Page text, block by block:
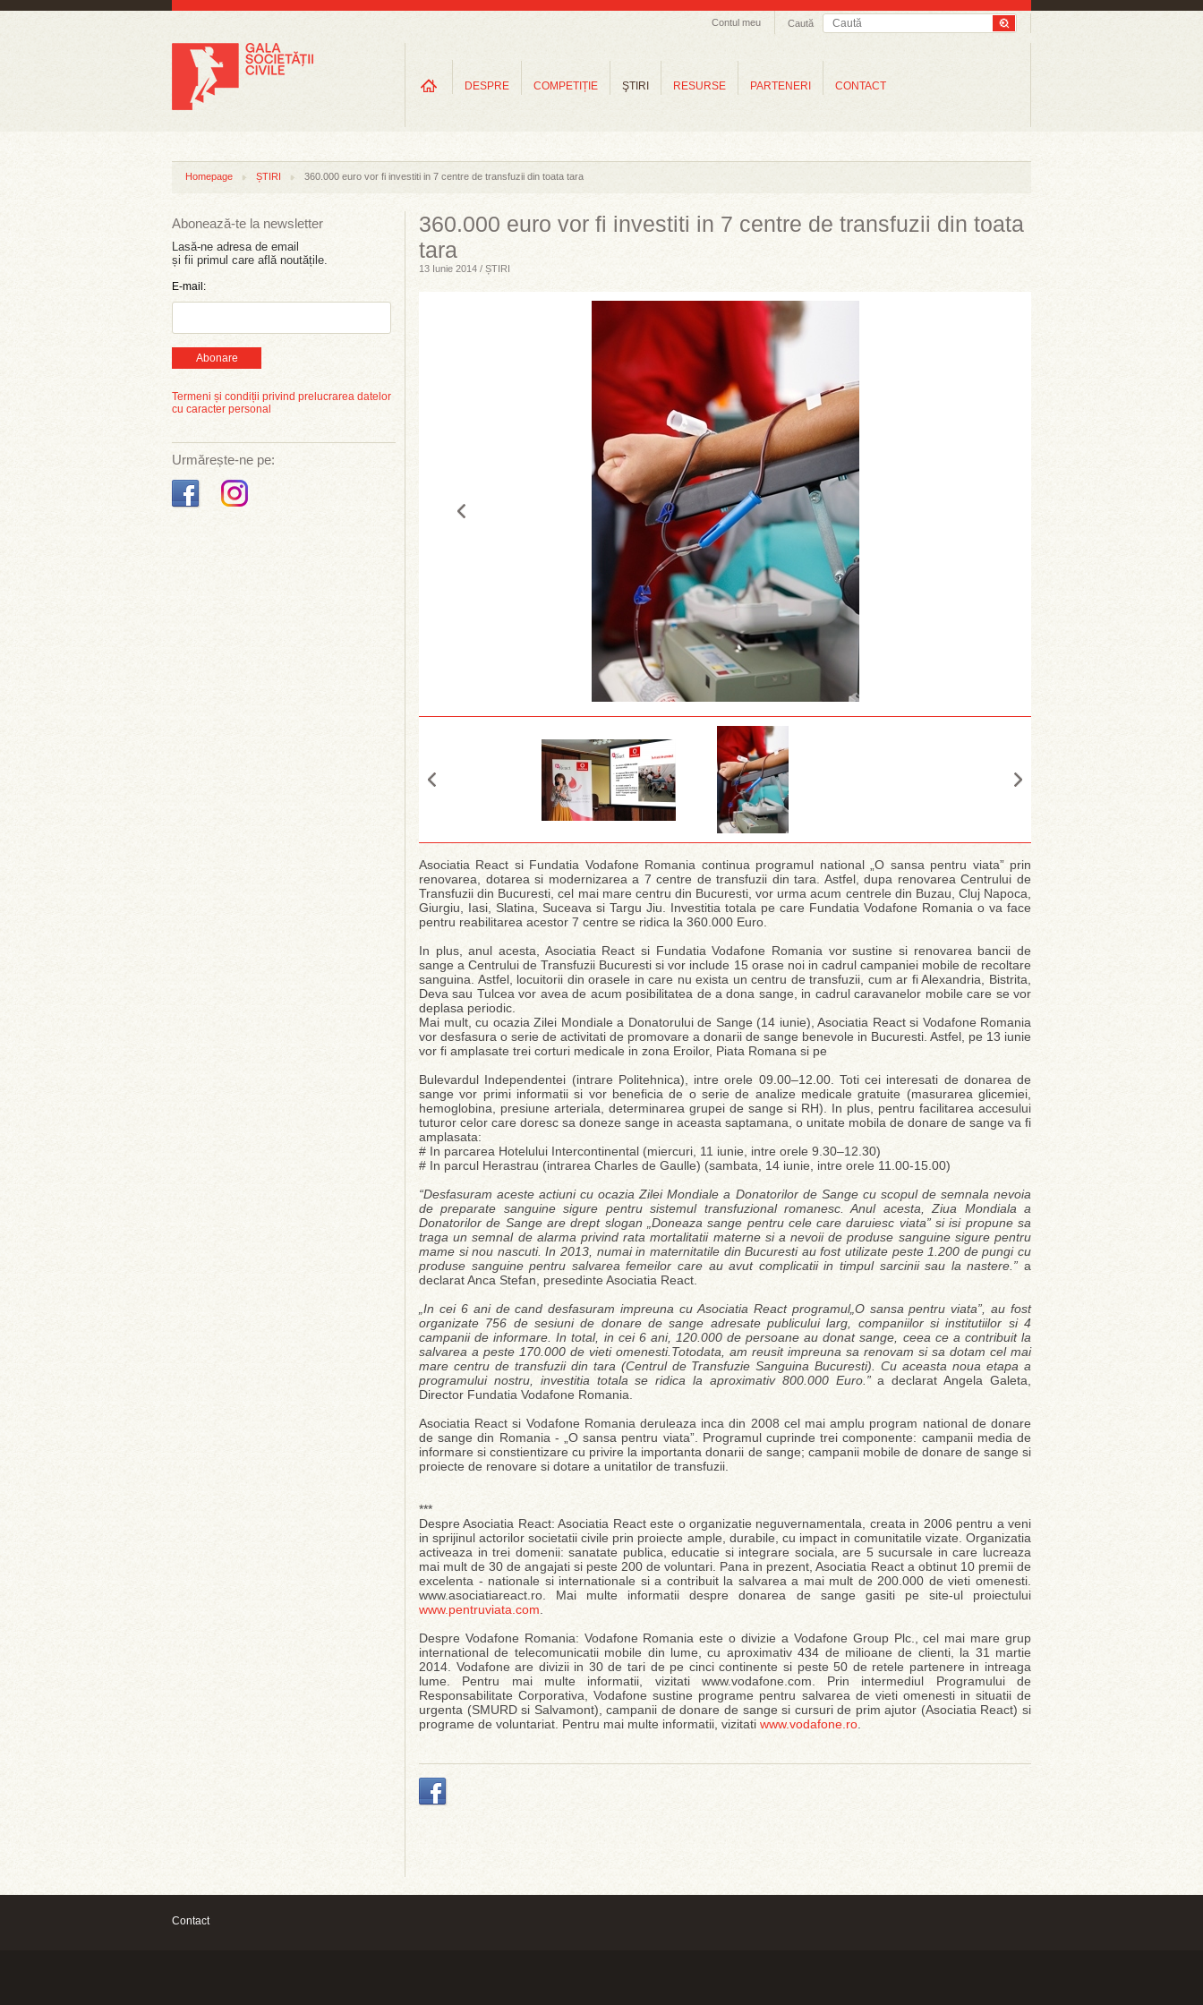
Caută
Contul meu
DESPRE COMPETIȚIE ŞTIRI RESURSE PARTENERI CONTACT
Homepage ȘTIRI 360.000 euro vor fi investiti in 7 centre de transfuzii din toata tara
Abonează-te la newsletter
Lasă-ne adresa de email
și fii primul care află noutățile.
E-mail:
Abonare
Termeni și condiții privind prelucrarea datelor
cu caracter personal
Urmărește-ne pe:
360.000 euro vor fi investiti in 7 centre de transfuzii din toata
tara
13 Iunie 2014 / ȘTIRI
Asociatia React si Fundatia Vodafone Romania continua programul national „O sansa pentru viata” prin
renovarea, dotarea si modernizarea a 7 centre de transfuzii din tara. Astfel, dupa renovarea Centrului de
Transfuzii din Bucuresti, cel mai mare centru din Bucuresti, vor urma acum centrele din Buzau, Cluj Napoca,
Giurgiu, Iasi, Slatina, Suceava si Targu Jiu. Investitia totala pe care Fundatia Vodafone Romania o va face
pentru reabilitarea acestor 7 centre se ridica la 360.000 Euro.
In plus, anul acesta, Asociatia React si Fundatia Vodafone Romania vor sustine si renovarea bancii de
sange a Centrului de Transfuzii Bucuresti si vor include 15 orase noi in cadrul campaniei mobile de recoltare
sanguina. Astfel, locuitorii din orasele in care nu exista un centru de transfuzii, cum ar fi Alexandria, Bistrita,
Deva sau Tulcea vor avea de acum posibilitatea de a dona sange, in cadrul caravanelor mobile care se vor
deplasa periodic.
Mai mult, cu ocazia Zilei Mondiale a Donatorului de Sange (14 iunie), Asociatia React si Vodafone Romania
vor desfasura o serie de activitati de promovare a donarii de sange benevole in Bucuresti. Astfel, pe 13 iunie
vor fi amplasate trei corturi medicale in zona Eroilor, Piata Romana si pe
Bulevardul Independentei (intrare Politehnica), intre orele 09.00–12.00. Toti cei interesati de donarea de
sange vor primi informatii si vor beneficia de o serie de analize medicale gratuite (masurarea glicemiei,
hemoglobina, presiune arteriala, determinarea grupei de sange si RH). In plus, pentru facilitarea accesului
tuturor celor care doresc sa doneze sange in aceasta saptamana, o unitate mobila de donare de sange va fi
amplasata:
# In parcarea Hotelului Intercontinental (miercuri, 11 iunie, intre orele 9.30–12.30)
# In parcul Herastrau (intrarea Charles de Gaulle) (sambata, 14 iunie, intre orele 11.00-15.00)
“Desfasuram aceste actiuni cu ocazia Zilei Mondiale a Donatorilor de Sange cu scopul de semnala nevoia
de preparate sanguine sigure pentru sistemul transfuzional romanesc. Anul acesta, Ziua Mondiala a
Donatorilor de Sange are drept slogan „Doneaza sange pentru cele care daruiesc viata” si isi propune sa
traga un semnal de alarma privind rata mortalitatii materne si a nevoii de produse sanguine sigure pentru
mame si nou nascuti. In 2013, numai in maternitatile din Bucuresti au fost utilizate peste 1.200 de pungi cu
produse sanguine pentru salvarea femeilor care au avut complicatii in timpul sarcinii sau la nastere.” a
declarat Anca Stefan, presedinte Asociatia React.
„In cei 6 ani de cand desfasuram impreuna cu Asociatia React programul„O sansa pentru viata”, au fost
organizate 756 de sesiuni de donare de sange adresate publicului larg, companiilor si institutiilor si 4
campanii de informare. In total, in cei 6 ani, 120.000 de persoane au donat sange, ceea ce a contribuit la
salvarea a peste 170.000 de vieti omenesti.Totodata, am reusit impreuna sa renovam si sa dotam cel mai
mare centru de transfuzii din tara (Centrul de Transfuzie Sanguina Bucuresti). Cu aceasta noua etapa a
programului nostru, investitia totala se ridica la aproximativ 800.000 Euro.”a declarat Angela Galeta,
Director Fundatia Vodafone Romania.
Asociatia React si Vodafone Romania deruleaza inca din 2008 cel mai amplu program national de donare
de sange din Romania - „O sansa pentru viata”. Programul cuprinde trei componente: campanii media de
informare si constientizare cu privire la importanta donarii de sange; campanii mobile de donare de sange si
proiecte de renovare si dotare a unitatilor de transfuzii.
***
Despre Asociatia React: Asociatia React este o organizatie neguvernamentala, creata in 2006 pentru a veni
in sprijinul actorilor societatii civile prin proiecte ample, durabile, cu impact in comunitatile vizate. Organizatia
activeaza in trei domenii: sanatate publica, educatie si integrare sociala, are 5 sucursale in care lucreaza
mai mult de 30 de angajati si peste 200 de voluntari. Pana in prezent, Asociatia React a obtinut 10 premii de
excelenta - nationale si internationale si a contribuit la salvarea a mai mult de 200.000 de vieti omenesti.
www.asociatiareact.ro. Mai multe informatii despre donarea de sange gasiti pe site-ul proiectului
www.pentruviata.com
Despre Vodafone Romania: Vodafone Romania este o divizie a Vodafone Group Plc., cel mai mare grup
international de telecomunicatii mobile din lume, cu aproximativ 434 de milioane de clienti, la 31 martie
2014. Vodafone are divizii in 30 de tari de pe cinci continente si peste 50 de retele partenere in intreaga
lume. Pentru mai multe informatii, vizitati www.vodafone.com. Prin intermediul Programului de
Responsabilitate Corporativa, Vodafone sustine programe pentru salvarea de vieti omenesti in situatii de
urgenta (SMURD si Salvamont), campanii de donare de sange si cursuri de prim ajutor (Asociatia React) si
programe de voluntariat. Pentru mai multe informatii, vizitati www.vodafone.ro
Contact